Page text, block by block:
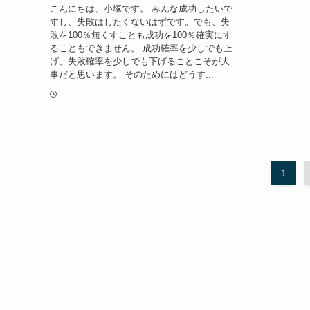
こんにちは、小塚です。 みんな成功したいで
すし、失敗はしたくないはずです。でも、失
敗を100％無くすことも成功を100％確実にす
ることもできません。 成功確率を少しでも上
げ、失敗確率を少しでも下げることこそが大
事だと思います。 そのためにはどうす...
1